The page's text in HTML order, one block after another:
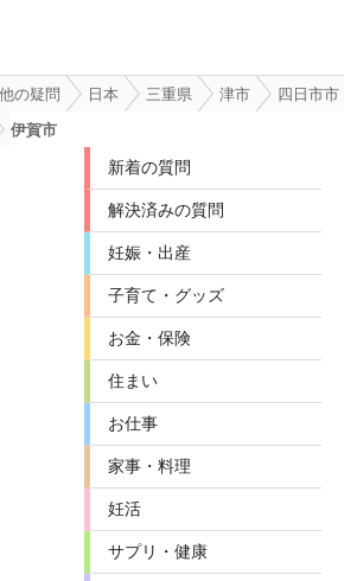
の疑問 日本 三重県 津市 四日市市
伊賀市
新着の質問
解決済みの質問
妊娠・出産
子育て・グッズ
お金・保険
住まい
お仕事
家事・料理
妊活
サプリ・健康